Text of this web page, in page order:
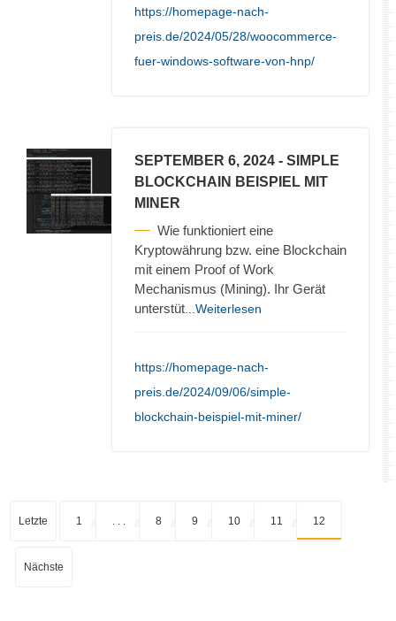
https://homepage-nach-
preis.de/2024/05/28/woocommerce-
fuer-windows-software-von-hnp/
SEPTEMBER 6, 2024 - SIMPLE
BLOCKCHAIN BEISPIEL MIT
MINER
Wie funktioniert eine
Kryptowährung bzw. eine Blockchain
mit einem Proof of Work
Mechanismus (Mining). Ihr Gerät
unterstüt ...Weiterlesen
https://homepage-nach-
preis.de/2024/09/06/simple-
blockchain-beispiel-mit-miner/
Letzte 1 8 9 10 11 12
Nächste